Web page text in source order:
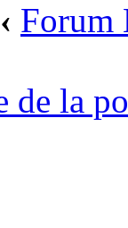
‹ Forum
de la